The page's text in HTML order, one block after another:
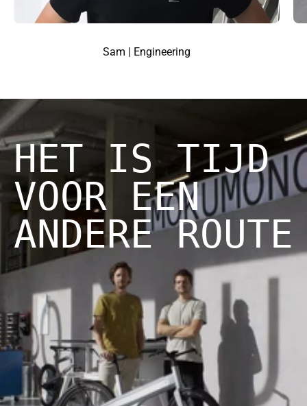
Sam | Engineering
HET IS TIJD
VOOR EEN
ANDERE ROUTE